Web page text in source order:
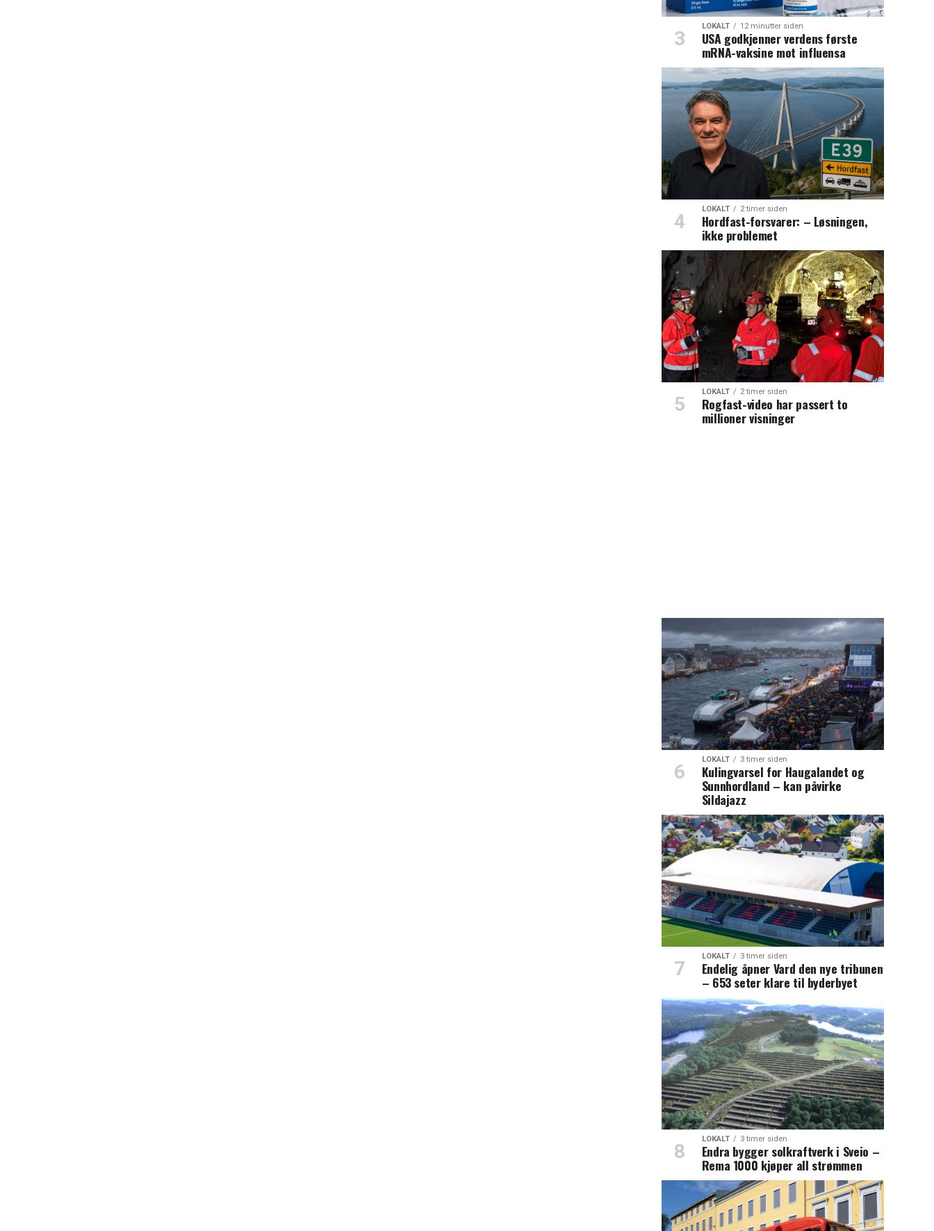
LOKALT 12 minutter siden
USA godkjenner verdens første
mRNA-vaksine mot influensa
LOKALT 2 timer siden
Hordfast-forsvarer: – Løsningen,
ikke problemet
LOKALT 2 timer siden
Rogfast-video har passert to
millioner visninger
LOKALT 3 timer siden
Kulingvarsel for Haugalandet og
Sunnhordland – kan påvirke
Sildajazz
LOKALT 3 timer siden
Endelig åpner Vard den nye tribunen
– 653 seter klare til byderbyet
LOKALT 3 timer siden
Endra bygger solkraftverk i Sveio –
Rema 1000 kjøper all strømmen